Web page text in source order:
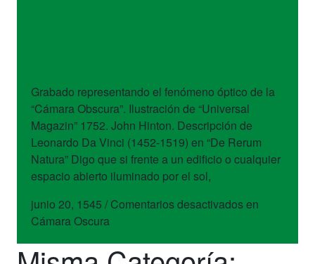
Grabado representando el fenómeno óptico de la
“Cámara Obscura”. Ilustración de “Universal
Magazin” 1752. John Hinton. Descripción de
Leonardo Da Vinci (1452-1519) en “De Rerum
Natura” Digo que si frente a un edificio o cualquier
espacio abierto iluminado por el sol,
junio 20, 1545 / Comentarios desactivadosen
Cámara Oscura